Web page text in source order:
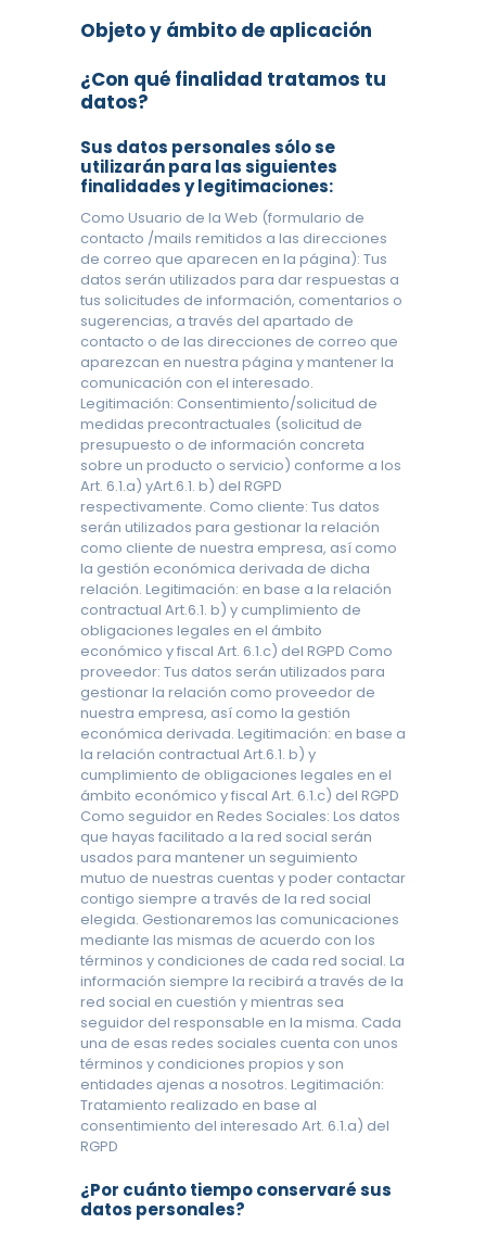
Objeto y ámbito de aplicación
¿Con qué finalidad tratamos tu
datos?
Sus datos personales sólo se
utilizarán para las siguientes
finalidades y legitimaciones:
Como Usuario de la Web (formulario de
contacto /mails remitidos a las direcciones
de correo que aparecen en la página): Tus
datos serán utilizados para dar respuestas a
tus solicitudes de información, comentarios o
sugerencias, a través del apartado de
contacto o de las direcciones de correo que
aparezcan en nuestra página y mantener la
comunicación con el interesado.
Legitimación: Consentimiento/solicitud de
medidas precontractuales (solicitud de
presupuesto o de información concreta
sobre un producto o servicio) conforme a los
Art. 6.1.a) yArt.6.1. b) del RGPD
respectivamente. Como cliente: Tus datos
serán utilizados para gestionar la relación
como cliente de nuestra empresa, así como
la gestión económica derivada de dicha
relación. Legitimación: en base a la relación
contractual Art.6.1. b) y cumplimiento de
obligaciones legales en el ámbito
económico y fiscal Art. 6.1.c) del RGPD Como
proveedor: Tus datos serán utilizados para
gestionar la relación como proveedor de
nuestra empresa, así como la gestión
económica derivada. Legitimación: en base a
la relación contractual Art.6.1. b) y
cumplimiento de obligaciones legales en el
ámbito económico y fiscal Art. 6.1.c) del RGPD
Como seguidor en Redes Sociales: Los datos
que hayas facilitado a la red social serán
usados para mantener un seguimiento
mutuo de nuestras cuentas y poder contactar
contigo siempre a través de la red social
elegida. Gestionaremos las comunicaciones
mediante las mismas de acuerdo con los
términos y condiciones de cada red social. La
información siempre la recibirá a través de la
red social en cuestión y mientras sea
seguidor del responsable en la misma. Cada
una de esas redes sociales cuenta con unos
términos y condiciones propios y son
entidades ajenas a nosotros. Legitimación:
Tratamiento realizado en base al
consentimiento del interesado Art. 6.1.a) del
RGPD
¿Por cuánto tiempo conservaré sus
datos personales?